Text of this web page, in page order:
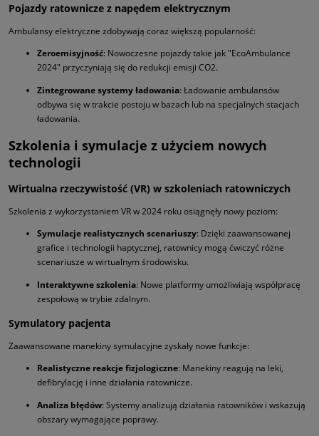
Pojazdy ratownicze z napędem elektrycznym
Ambulansy elektryczne zdobywają coraz większą popularność:
Zeroemisyjność: Nowoczesne pojazdy takie jak "EcoAmbulance
2024" przyczyniają się do redukcji emisji CO2.
Zintegrowane systemy ładowania: Ładowanie ambulansów
odbywa się w trakcie postoju w bazach lub na specjalnych stacjach
ładowania.
Szkolenia i symulacje z użyciem nowych
technologii
Wirtualna rzeczywistość (VR) w szkoleniach ratowniczych
Szkolenia z wykorzystaniem VR w 2024 roku osiągnęły nowy poziom:
Symulacje realistycznych scenariuszy: Dzięki zaawansowanej
grafice i technologii haptycznej, ratownicy mogą ćwiczyć różne
scenariusze w wirtualnym środowisku.
Interaktywne szkolenia: Nowe platformy umożliwiają współpracę
zespołową w trybie zdalnym.
Symulatory pacjenta
Zaawansowane manekiny symulacyjne zyskały nowe funkcje:
Realistyczne reakcje fizjologiczne: Manekiny reagują na leki,
defibrylację i inne działania ratownicze.
Analiza błędów: Systemy analizują działania ratowników i wskazują
obszary wymagające poprawy.